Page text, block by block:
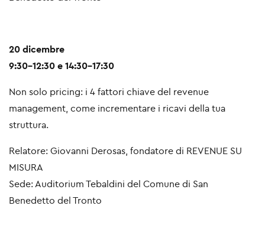
20 dicembre
9:30-12:30 e 14:30-17:30
Non solo pricing: i 4 fattori chiave del revenue
management, come incrementare i ricavi della tua
struttura.
Relatore: Giovanni Derosas, fondatore di REVENUE SU
MISURA
Sede: Auditorium Tebaldini del Comune di San
Benedetto del Tronto